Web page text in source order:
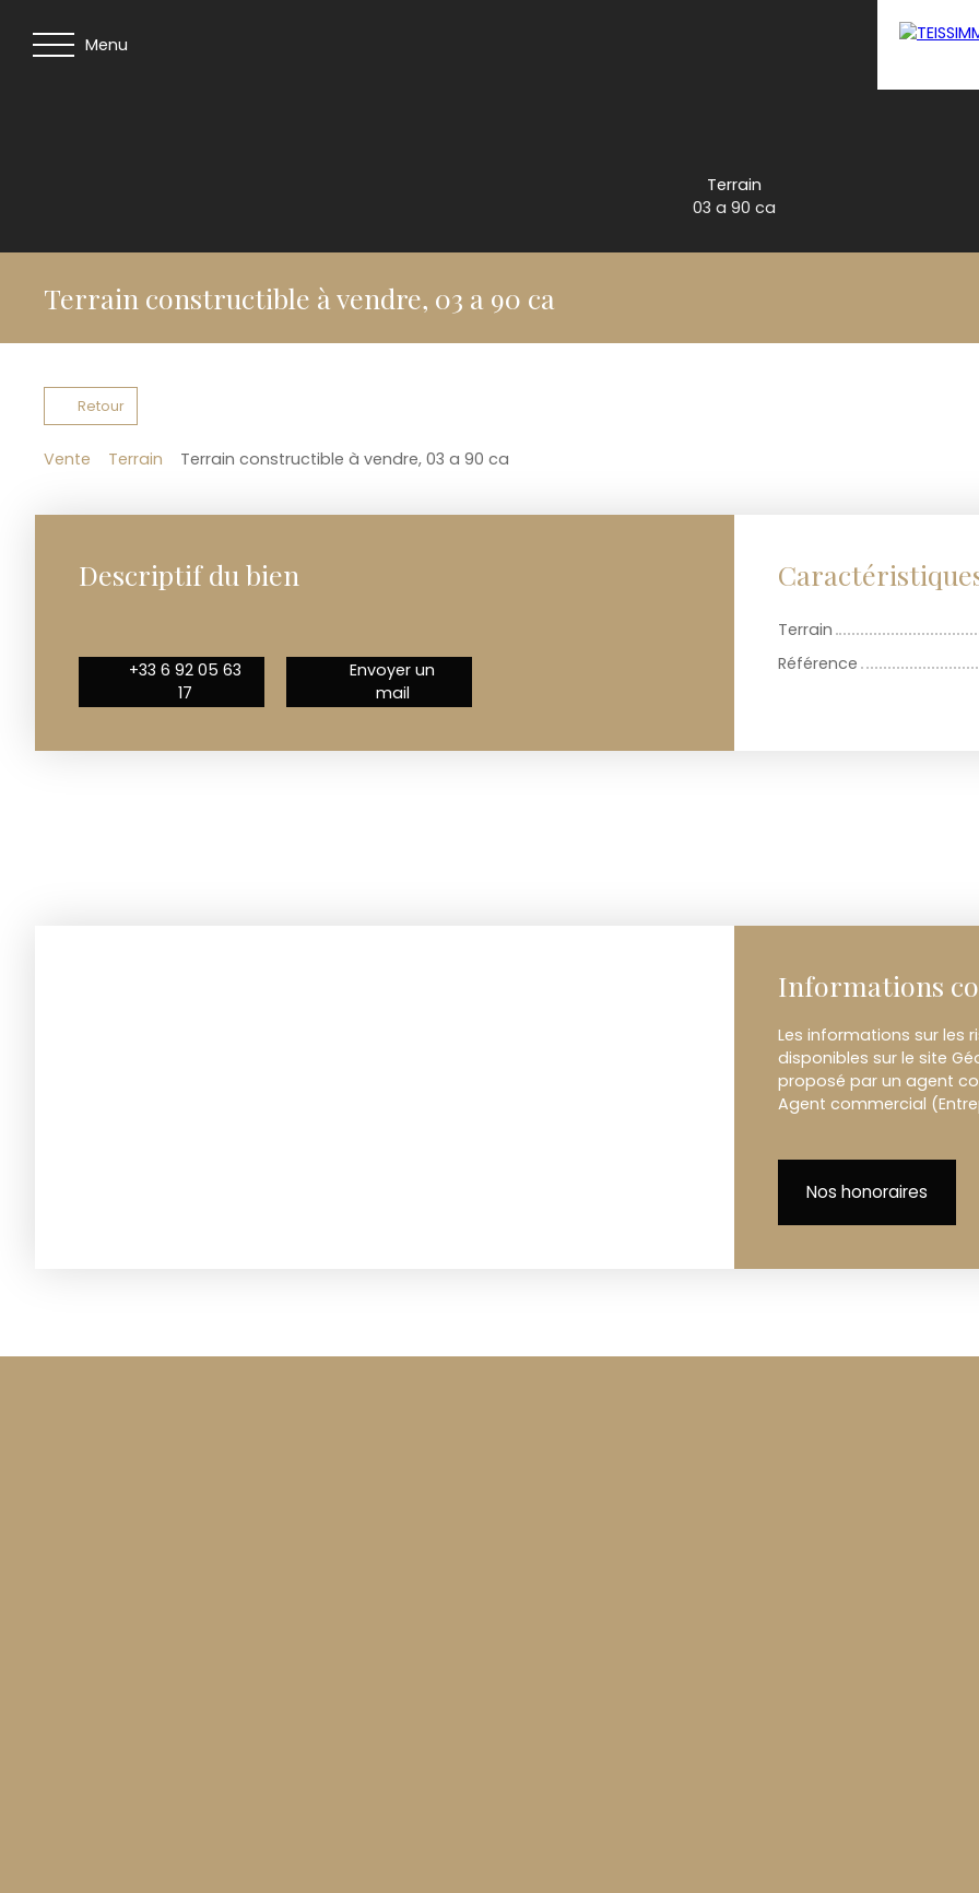
Menu
Terrain
03 a 90 ca
Terrain constructible à vendre, 03 a 90 ca
Retour
Vente Terrain Terrain constructible à vendre, 03 a 90 ca
Descriptif du bien
+33 6 92 05 63
17
Envoyer un
mail
Terrain
Référence
Informations
Les informations sur les
disponibles sur le site
proposé par un agent
Agent commercial
Nos honoraires